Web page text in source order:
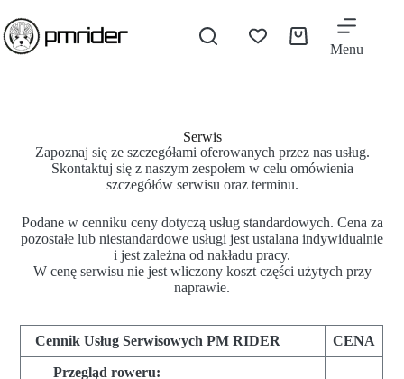
Menu
Serwis​
Zapoznaj się ze szczegółami oferowanych przez nas usług.
Skontaktuj się z naszym zespołem w celu omówienia
szczegółów serwisu oraz terminu.
Podane w cenniku ceny dotyczą usług standardowych. Cena za
pozostałe lub niestandardowe usługi jest ustalana indywidualnie
i jest zależna od nakładu pracy.
W cenę serwisu nie jest wliczony koszt części użytych przy
naprawie.
Cennik Usług Serwisowych PM RIDER CENA
Przegląd roweru: